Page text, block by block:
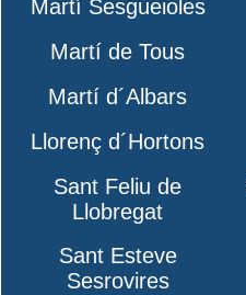
Martí Sesgueioles
Martí de Tous
Martí d´Albars
Llorenç d´Hortons
Sant Feliu de
Llobregat
Sant Esteve
Sesrovires